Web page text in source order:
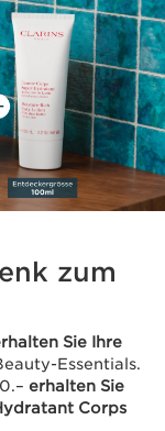
zum
Sie Ihre
Essentials.
erhalten Sie
Corps